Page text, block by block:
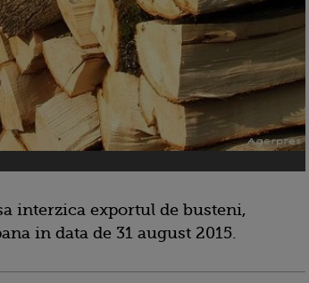
interzica exportul de busteni,
in data de 31 august 2015.